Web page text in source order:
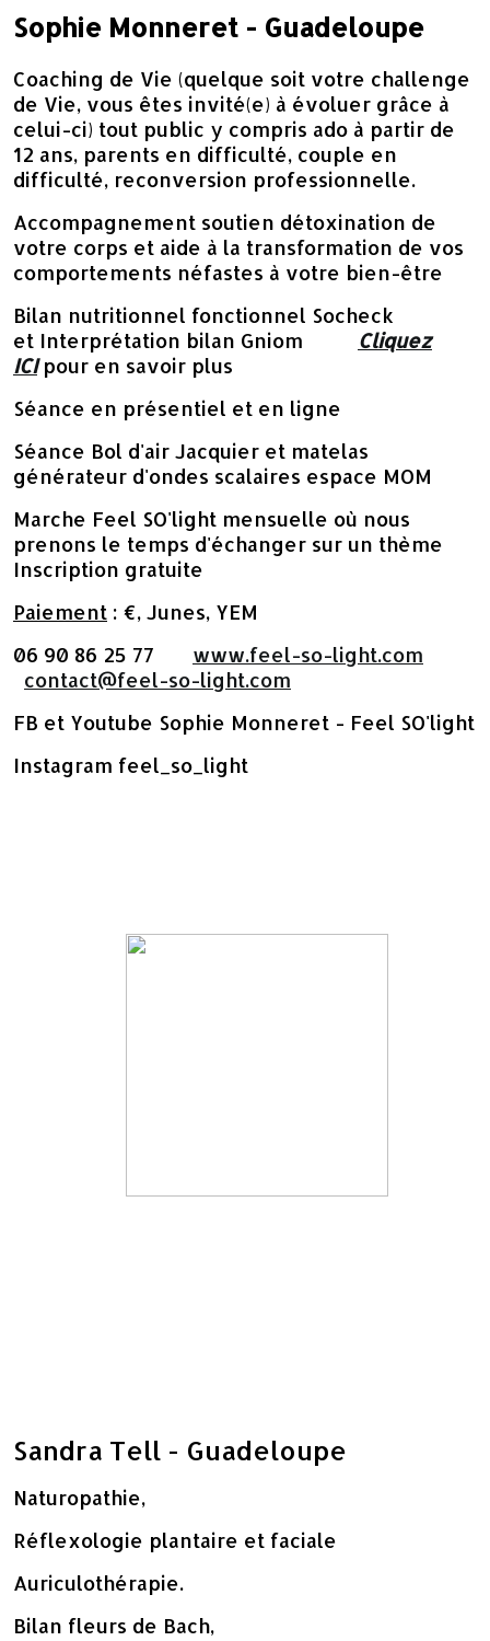
Sophie Monneret - Guadeloupe
Coaching de Vie (quelque soit votre challenge
de Vie, vous êtes invité(e) à évoluer grâce à
celui-ci) tout public y compris ado à partir de
12 ans, parents en difficulté, couple en
difficulté, reconversion professionnelle.
Accompagnement soutien détoxination de
votre corps et aide à la transformation de vos
comportements néfastes à votre bien-être
Bilan nutritionnel fonctionnel Socheck
et Interprétation bilan Gniom Cliquez
ICIpour en savoir plus
Séance en présentiel et en ligne
Séance Bol d'air Jacquier et matelas
générateur d'ondes scalaires espace MOM
Marche Feel SO'light mensuelle où nous
prenons le temps d'échanger sur un thème
Inscription gratuite
Paiement : €, Junes, YEM
06 90 86 25 77 www.feel-so-light.com
contact@feel-so-light.com
FB et Youtube Sophie Monneret - Feel SO'light
Instagram feel_so_light
Sandra Tell - Guadeloupe
Naturopathie,
Réflexologie plantaire et faciale
Auriculothérapie.
Bilan fleurs de Bach,